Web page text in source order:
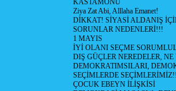
KASTAMONU
Ziya Zat Abi, Alllaha Emanet!
DİKKAT! SİYASİ ALDANIŞ
SORUNLAR NEDENLERİ!!!
1 MAYIS
İYİ OLANI SEÇME
DIŞ GÜÇLER NEREDELER,
DEMOKRATIMSILARI,
SEÇİMLERDE
ÇOCUK EBEYN İLİŞKİSİ